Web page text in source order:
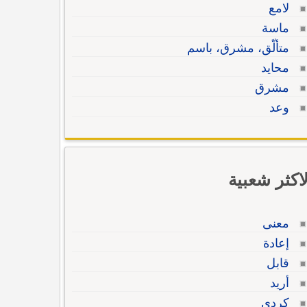
لامع
ماسة
متألّق، مشرق، باسم
محايد
مشرق
وعد
شعبية
معنى
إعادة
قابل
أريد
كردي